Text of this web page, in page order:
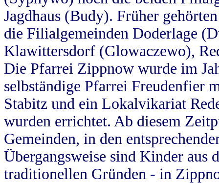
Jagdhaus (Budy). Früher
die Filialgemeinden Doderlage
Klawittersdorf (Glowaczewo),
Die Pfarrei Zippnow wurde im
selbständige Pfarrei Freudenfier
Stabitz und ein Lokalvikariat
wurden errichtet. Ab diesem
Gemeinden, in den
Übergangsweise sind Kinder aus
traditionellen Gründen - in